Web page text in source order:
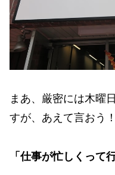
まあ、厳密には木曜
すが、あえて言おう！
「仕事が忙しくって